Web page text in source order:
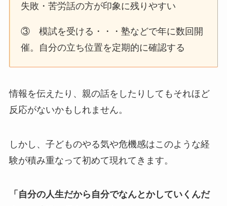
失敗・苦労話の方が印象に残りやすい
③ 模試を受ける・・・塾などで年に数回開
催。自分の立ち位置を定期的に確認する
情報を伝えたり、親の話をしたりしてもそれほど
反応がないかもしれません。
しかし、子どものやる気や危機感はこのような経
験が積み重なって初めて現れてきます。
「自分の人生だから自分でなんとかしていくんだ